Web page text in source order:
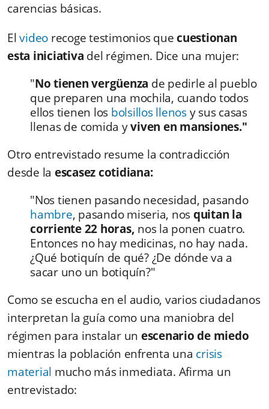
carencias básicas.
Elvideo recoge testimonios quecuestionan
esta iniciativa del régimen. Dice una mujer:
"No tienen vergüenza de pedirle al pueblo
que preparen una mochila, cuando todos
ellos tienen los bolsillos llenosy sus casas
llenas de comida yviven en mansiones."
Otro entrevistado resume la contradicción
desde la escasez cotidiana:
"Nos tienen pasando necesidad, pasando
hambre, pasando miseria, nosquitan la
corriente 22 horas, nos la ponen cuatro.
Entonces no hay medicinas, no hay nada.
¿Qué botiquín de qué? ¿De dónde va a
sacar uno un botiquín?"
Como se escucha en el audio, varios ciudadanos
interpretan la guía como una maniobra del
régimen para instalar un escenario de miedo
mientras la población enfrenta una crisis
material mucho más inmediata. Afirma un
entrevistado: